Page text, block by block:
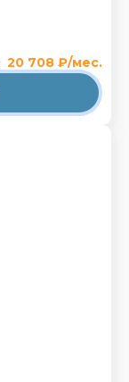
20 708 ₽/мес.